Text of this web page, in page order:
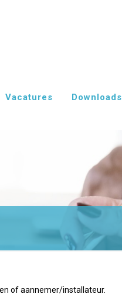
Vacatures Downloads
of aannemer/installateur.